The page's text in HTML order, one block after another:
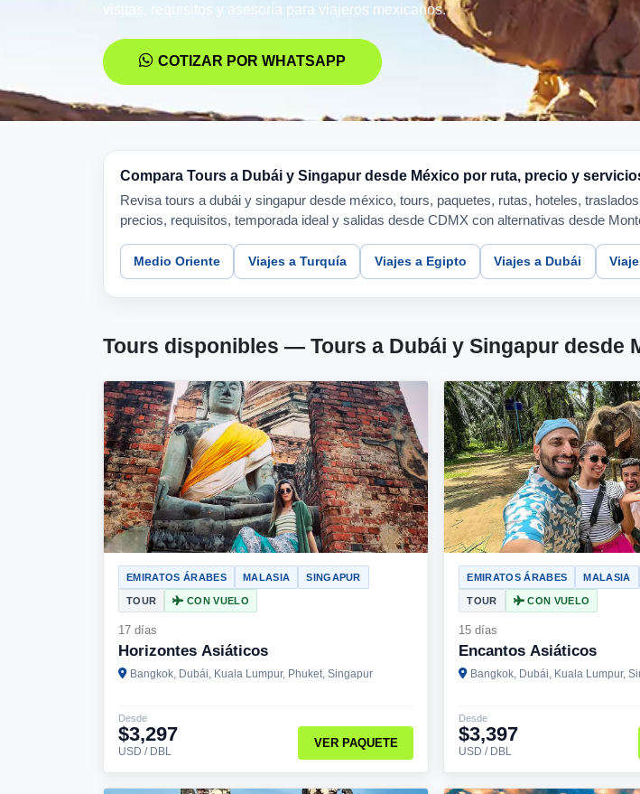
visitas, requisitos y asesoría para viajeros mexicanos.
COTIZAR POR WHATSAPP
Compara Tours a Dubái y Singapur desde México por ruta, precio y
Revisa tours a dubái y singapur desde méxico, tours, paquetes, rutas, hoteles,
precios, requisitos, temporada ideal y salidas desde CDMX con alternativas desde
Medio Oriente Viajes a Turquía Viajes a Egipto Viajes a Dubái
Tours disponibles — Tours a Dubái y Singapur desde
EMIRATOS ÁRABES MALASIA SINGAPUR
TOUR CON VUELO
17 días
Horizontes Asiáticos
Bangkok, Dubái, Kuala Lumpur, Phuket, Singapur
Desde
$3,297
USD / DBL
VER PAQUETE
EMIRATOS ÁRABES MALASIA
TOUR CON VUELO
15 días
Encantos Asiáticos
Bangkok, Dubái, Kuala Lumpur,
Desde
$3,397
USD / DBL